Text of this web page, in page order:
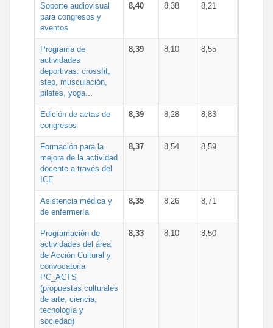
Soporte audiovisual
para congresos y
eventos
8,40 8,38 8,21
Programa de
actividades
deportivas: crossfit,
step, musculación,
pilates, yoga...
8,39 8,10 8,55
Edición de actas de
congresos
8,39 8,28 8,83
Formación para la
mejora de la actividad
docente a través del
ICE
8,37 8,54 8,59
Asistencia médica y
de enfermería
8,35 8,26 8,71
Programación de
actividades del área
de Acción Cultural y
convocatoria
PC_ACTS
(propuestas culturales
de arte, ciencia,
tecnología y
sociedad)
8,33 8,10 8,50